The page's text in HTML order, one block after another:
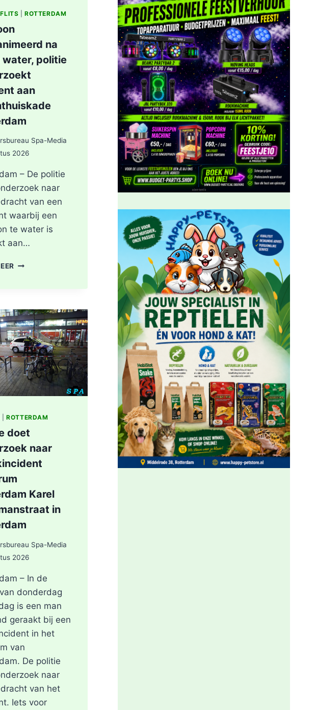
|ROTTERDAM
na
water, politie
aan
Spa-Media
2026
– De politie
naar
van een
waarbij een
te water is
aan…
PERSOON
WATER,
POLITIE
ONDERZOEKT
INCIDENT
AAN
SLACHTHUISKADE
ROTTERDAM
|ROTTERDAM
doet
naar
Karel
in
Spa-Media
2026
– In de
donderdag
is een man
geraakt bij een
in het
van
De politie
naar
van het
Iets voor